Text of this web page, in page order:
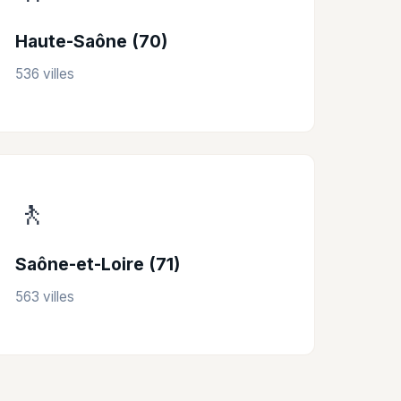
Haute-Saône (70)
536 villes
🚶
Saône-et-Loire (71)
563 villes